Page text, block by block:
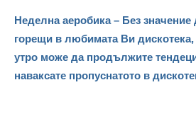
Неделна аеробика – Без значение
горещи в любимата Ви дискотека,
утро може да продължите
наваксате пропуснатото в